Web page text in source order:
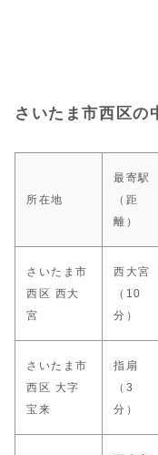
さいたま市西区の
所在地
最寄駅
（距
離）
さいたま市
西区 西大
宮
西大宮
（10
分）
さいたま市
西区 大字
宝来
指扇
（3
分）